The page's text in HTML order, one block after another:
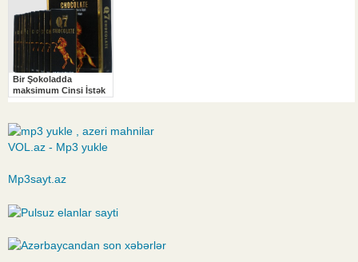
VOL.az - Mp3 yukle
Mp3sayt.az